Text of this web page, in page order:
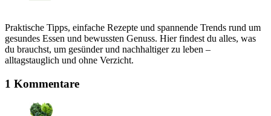
Praktische Tipps, einfache Rezepte und spannende Trends rund um
gesundes Essen und bewussten Genuss. Hier findest du alles, was
du brauchst, um gesünder und nachhaltiger zu leben –
alltagstauglich und ohne Verzicht.
1 Kommentare